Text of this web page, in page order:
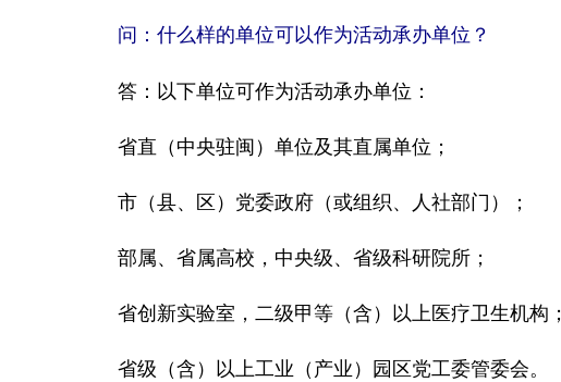
问：什么样的单位可以作为活动承办单位？
答：以下单位可作为活动承办单位：
省直（中央驻闽）单位及其直属单位；
市（县、区）党委政府（或组织、人社部门）；
部属、省属高校，中央级、省级科研院所；
省创新实验室，二级甲等（含）以上医疗卫生机构；
省级（含）以上工业（产业）园区党工委管委会。